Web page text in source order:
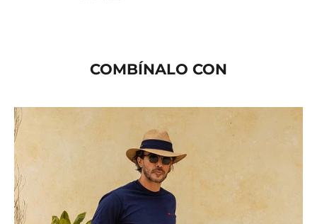
COMBÍNALO CON